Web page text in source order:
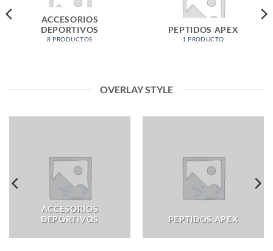
ACCESORIOS
DEPORTIVOS
8 PRODUCTOS
PEPTIDOS APEX
1 PRODUCTO
OVERLAY STYLE
ACCESORIOS
DEPORTIVOS
PEPTIDOS APEX